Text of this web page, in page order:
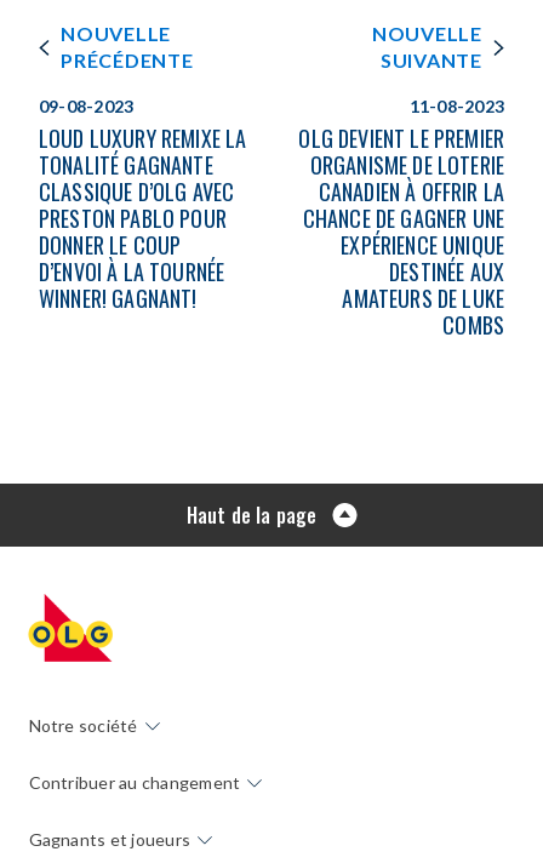
NOUVELLE
PRÉCÉDENTE
09-08-2023
LOUD LUXURY REMIXE LA
TONALITÉ GAGNANTE
CLASSIQUE D’OLG AVEC
PRESTON PABLO POUR
DONNER LE COUP
D’ENVOI À LA TOURNÉE
WINNER! GAGNANT!
NOUVELLE
SUIVANTE
11-08-2023
OLG DEVIENT LE PREMIER
ORGANISME DE LOTERIE
CANADIEN À OFFRIR LA
CHANCE DE GAGNER UNE
EXPÉRIENCE UNIQUE
DESTINÉE AUX
AMATEURS DE LUKE
COMBS
Haut de la page
Notre société
Contribuer au changement
Gagnants et joueurs